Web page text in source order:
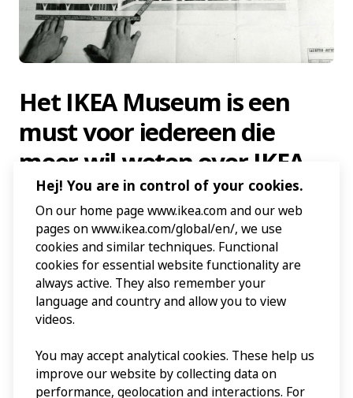
Het IKEA Museum is een
must voor iedereen die
meer wil weten over IKEA.
Lees meer over onze
geschiedenis, ontwerpen en
hoe onze oprichter, Ingvar
Kamprad uit het kleine
Agunnaryd, het merk heeft
merk van vandaag.
Hej! You are in control of your cookies.
On our home page www.ikea.com and our web
pages on www.ikea.com/global/en/, we use
cookies and similar techniques. Functional
cookies for essential website functionality are
always active. They also remember your
language and country and allow you to view
videos.
You may accept analytical cookies. These help us
improve our website by collecting data on
performance, geolocation and interactions. For